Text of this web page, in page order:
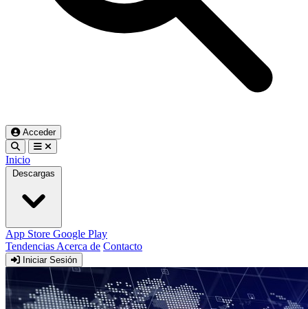
Acceder
Inicio
Descargas
App Store Google Play
Tendencias Acerca de Contacto
Iniciar Sesión